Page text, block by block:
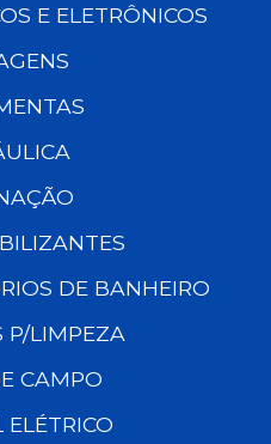
E ELETRÔNICOS
DE BANHEIRO
P/LIMPEZA
CAMPO
ELÉTRICO